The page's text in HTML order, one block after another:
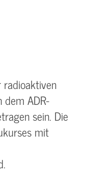
radioaktiven
ADR-
sein. Die
mit